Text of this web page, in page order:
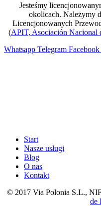
Jesteśmy
okolicach. Należymy
Licencjonowanych
(APIT, Asociación Nacional
Whatsapp Telegram Facebook
Start
Nasze usługi
Blog
O nas
Kontakt
© 2017 Via Polonia S.L.,
de